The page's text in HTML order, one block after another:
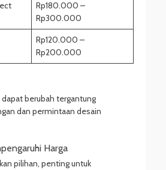
Rp180.000 –
Rp300.000
Rp120.000 –
Rp200.000
dapat berubah tergantung
dan permintaan desain
Harga
pilihan, penting untuk